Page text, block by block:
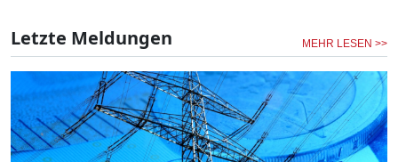
Letzte Meldungen MEHR LESEN >>